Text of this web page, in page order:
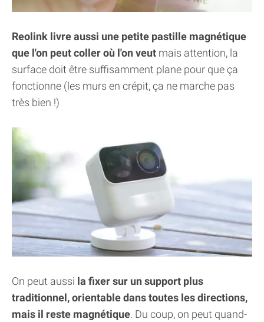
Reolink livre aussi une petite pastille magnétique
que l'on peut coller où l'on veut mais attention, la
surface doit être suffisamment plane pour que ça
fonctionne (les murs en crépit, ça ne marche pas
très bien !)
On peut aussi la fixer sur un support plus
traditionnel, orientable dans toutes les directions,
mais il reste magnétique. Du coup, on peut quand-